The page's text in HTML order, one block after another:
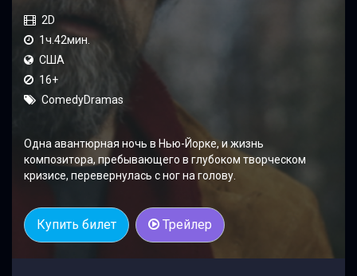
2D
1ч.42мин.
США
16+
ComedyDramas
Одна авантюрная ночь в Нью-Йорке, и жизнь
композитора, пребывающего в глубоком творческом
кризисе, перевернулась с ног на голову.
Купить билет Трейлер